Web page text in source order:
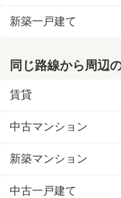
新築一戸建て
同じ路線から周辺
賃貸
中古マンション
新築マンション
中古一戸建て